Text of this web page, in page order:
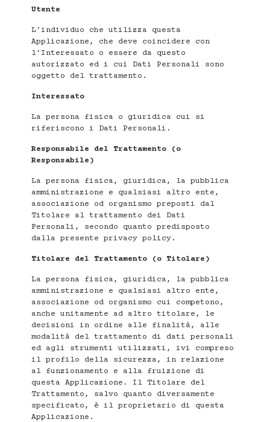
Utente
L’individuo che utilizza questa
Applicazione, che deve coincidere con
l’Interessato o essere da questo
autorizzato ed i cui Dati Personali sono
oggetto del trattamento.
Interessato
La persona fisica o giuridica cui si
riferiscono i Dati Personali.
Responsabile del Trattamento (o
Responsabile)
La persona fisica, giuridica, la pubblica
amministrazione e qualsiasi altro ente,
associazione od organismo preposti dal
Titolare al trattamento dei Dati
Personali, secondo quanto predisposto
dalla presente privacy policy.
Titolare del Trattamento (o Titolare)
La persona fisica, giuridica, la pubblica
amministrazione e qualsiasi altro ente,
associazione od organismo cui competono,
anche unitamente ad altro titolare, le
decisioni in ordine alle finalità, alle
modalità del trattamento di dati personali
ed agli strumenti utilizzati, ivi compreso
il profilo della sicurezza, in relazione
al funzionamento e alla fruizione di
questa Applicazione. Il Titolare del
Trattamento, salvo quanto diversamente
specificato, è il proprietario di questa
Applicazione.